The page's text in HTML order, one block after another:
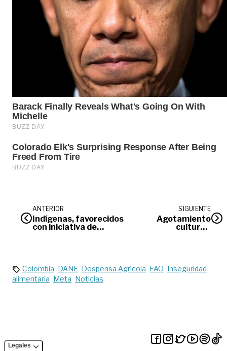
ANTERIOR
Indígenas, favorecidos
con iniciativa de
SIGUIENTE
Agotamiento
cultural |
Colombia DANE Despensa Agrícola FAO Inseguridad
alimentaria Meta Noticias
Legales